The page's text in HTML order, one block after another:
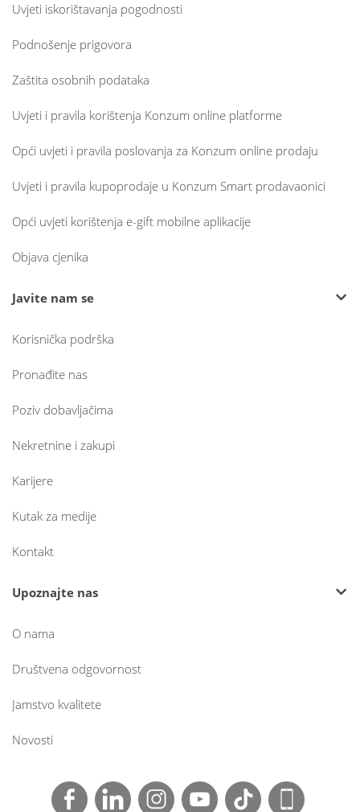
Uvjeti iskorištavanja pogodnosti
Podnošenje prigovora
Zaštita osobnih podataka
Uvjeti i pravila korištenja Konzum online platforme
Opći uvjeti i pravila poslovanja za Konzum online prodaju
Uvjeti i pravila kupoprodaje u Konzum Smart prodavaonici
Opći uvjeti korištenja e-gift mobilne aplikacije
Objava cjenika
Javite nam se
Korisnička podrška
Pronađite nas
Poziv dobavljačima
Nekretnine i zakupi
Karijere
Kutak za medije
Kontakt
Upoznajte nas
O nama
Društvena odgovornost
Jamstvo kvalitete
Novosti